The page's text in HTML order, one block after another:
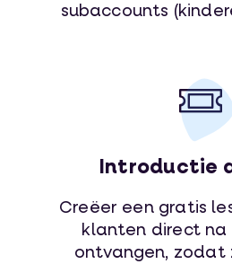
subaccounts
Introductie
Creëer een gratis
klanten direct na
ontvangen, zodat